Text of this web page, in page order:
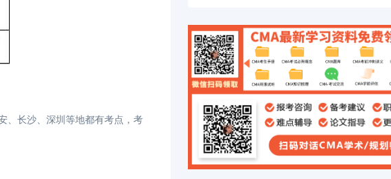
长沙、深圳等地都有考点，考